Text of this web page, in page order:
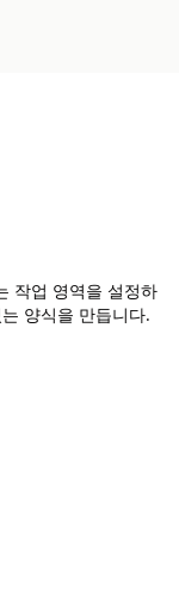
작업 영역을 설정하
양식을 만듭니다.
션용 Nonprofit
신청자 신청 시작
있도록 합니다.